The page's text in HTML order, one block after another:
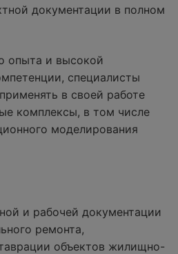
документации в полном
опыта и высокой
специалисты
в своей работе
комплексы, в том числе
моделирования
и рабочей документации
ремонта,
объектов жилищно-